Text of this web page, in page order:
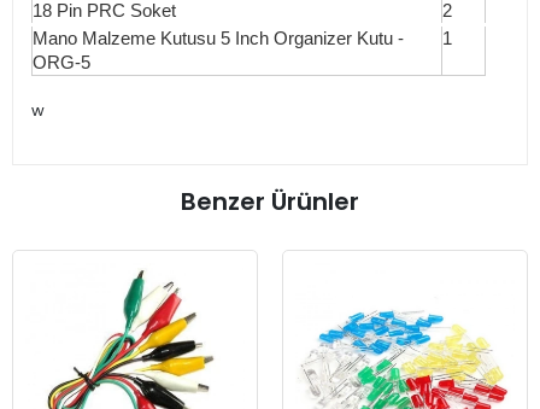
18 Pin PRC Soket
2
Mano Malzeme Kutusu 5 Inch Organizer Kutu -
ORG-5
1
w
Benzer Ürünler